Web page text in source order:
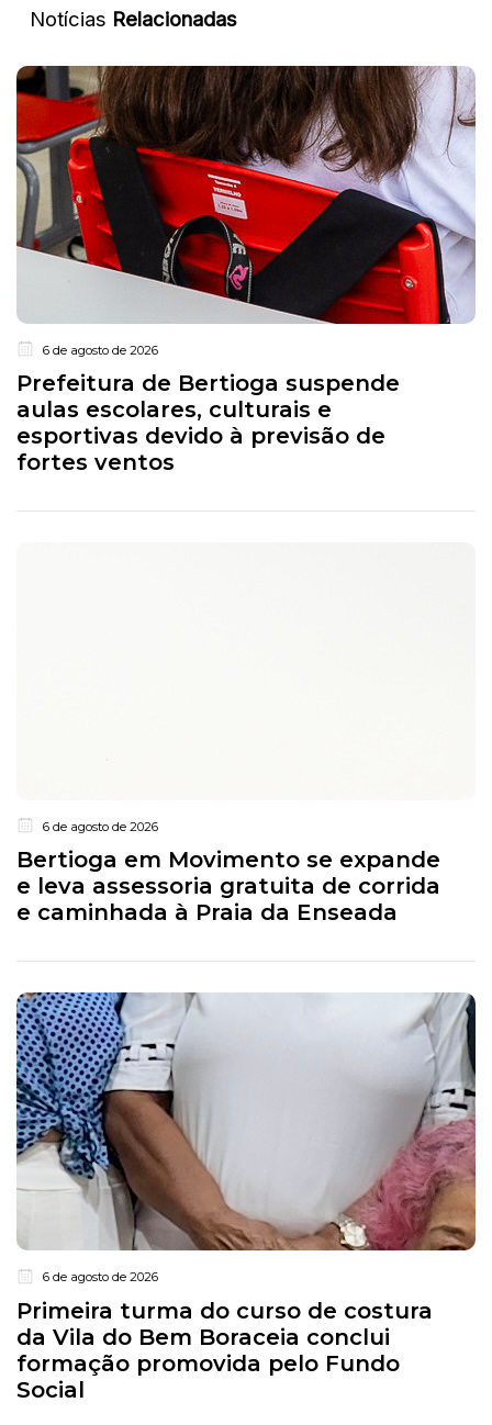
Notícias Relacionadas
6 de agosto de 2026
Prefeitura de Bertioga suspende
aulas escolares, culturais e
esportivas devido à previsão de
fortes ventos
6 de agosto de 2026
Bertioga em Movimento se expande
e leva assessoria gratuita de corrida
e caminhada à Praia da Enseada
6 de agosto de 2026
Primeira turma do curso de costura
da Vila do Bem Boraceia conclui
formação promovida pelo Fundo
Social